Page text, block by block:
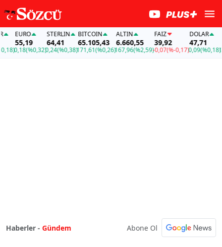
EURO
55,19
0,18(%0,32)
STERLIN
64,41
0,24(%0,38)
BITCOIN
65.105,43
171,61(%0,26)
ALTIN
6.660,55
167,96(%2,59)
FAİZ
39,92
-0,07(%-0,17)
DOLAR
47,71
0,09(%0,18)
Haberler - Gündem Abone Ol